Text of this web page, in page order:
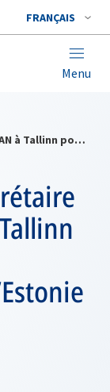
FRANÇAIS
Menu
Déplacement du secrétaire général de l’OTAN à Tallinn pour la fête de l’Indépendance de l’Estonie